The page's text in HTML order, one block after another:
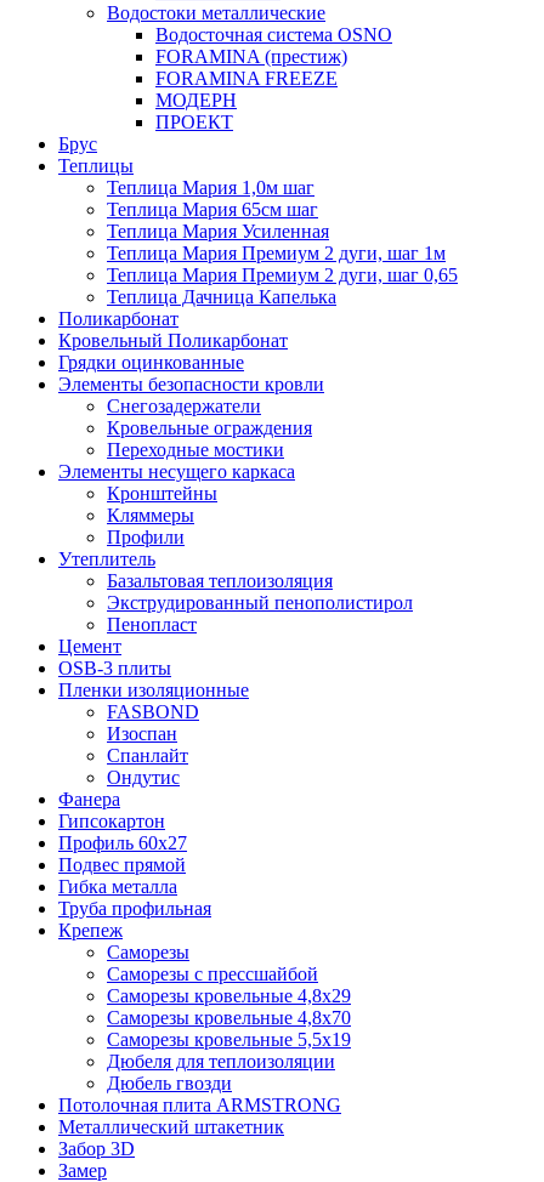
Водостоки металлические
Водосточная система OSNO
FORAMINA (престиж)
FORAMINA FREEZE
МОДЕРН
ПРОЕКТ
Брус
Теплицы
Теплица Мария 1,0м шаг
Теплица Мария 65см шаг
Теплица Мария Усиленная
Теплица Мария Премиум 2 дуги, шаг 1м
Теплица Мария Премиум 2 дуги, шаг 0,65
Теплица Дачница Капелька
Поликарбонат
Кровельный Поликарбонат
Грядки оцинкованные
Элементы безопасности кровли
Снегозадержатели
Кровельные ограждения
Переходные мостики
Элементы несущего каркаса
Кронштейны
Кляммеры
Профили
Утеплитель
Базальтовая теплоизоляция
Экструдированный пенополистирол
Пенопласт
Цемент
OSB-3 плиты
Пленки изоляционные
FASBOND
Изоспан
Спанлайт
Ондутис
Фанера
Гипсокартон
Профиль 60х27
Подвес прямой
Гибка металла
Труба профильная
Крепеж
Саморезы
Саморезы с прессшайбой
Саморезы кровельные 4,8х29
Саморезы кровельные 4,8х70
Саморезы кровельные 5,5х19
Дюбеля для теплоизоляции
Дюбель гвозди
Потолочная плита ARMSTRONG
Металлический штакетник
Забор 3D
Замер